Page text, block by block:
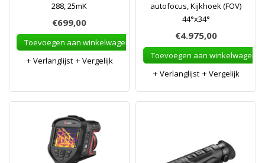
288, 25mK
€699,00
Toevoegen aan winkelwagen
Verlanglijst
Vergelijk
autofocus, Kijkhoek (FOV)
44°x34°
€4.975,00
Toevoegen aan winkelwagen
Verlanglijst
Vergelijk